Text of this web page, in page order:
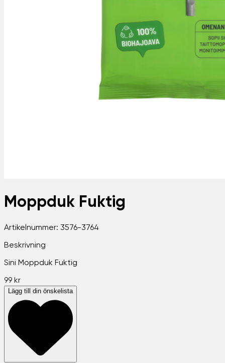
Moppduk Fuktig
Artikelnummer: 3576-3764
Beskrivning
Sini Moppduk Fuktig
99 kr
Lägg till din önskelista